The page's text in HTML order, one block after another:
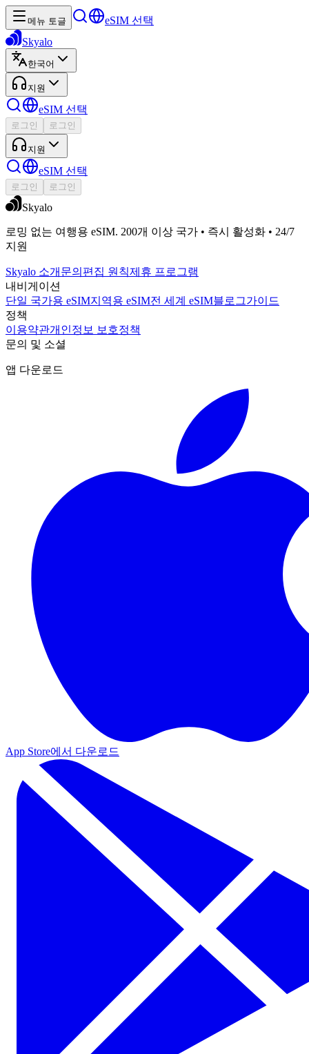
메뉴 토글
eSIM 선택
Skyalo
한국어
지원
eSIM 선택
로그인 로그인
지원
eSIM 선택
로그인 로그인
Skyalo
로밍 없는 여행용 eSIM. 200개 이상 국가 • 즉시 활성화 • 24/7
지원
Skyalo 소개 문의 편집 원칙제휴 프로그램
내비게이션
단일 국가용 eSIM지역용 eSIM전 세계 eSIM블로그가이드
정책
이용약관개인정보 보호정책
문의 및 소셜
앱 다운로드
App Store에서 다운로드